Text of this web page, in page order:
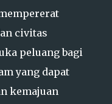
civitas
peluang bagi
yang dapat
kemajuan